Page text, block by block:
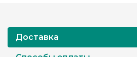
Доставка